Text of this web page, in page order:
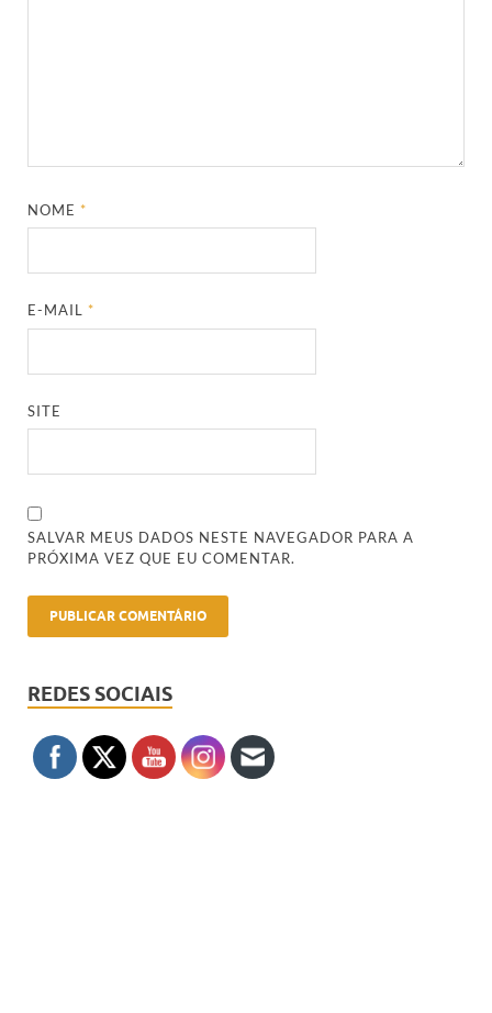
NOME*
E-MAIL*
SITE
SALVAR MEUS DADOS NESTE NAVEGADOR PARA A
PRÓXIMA VEZ QUE EU COMENTAR.
REDES SOCIAIS